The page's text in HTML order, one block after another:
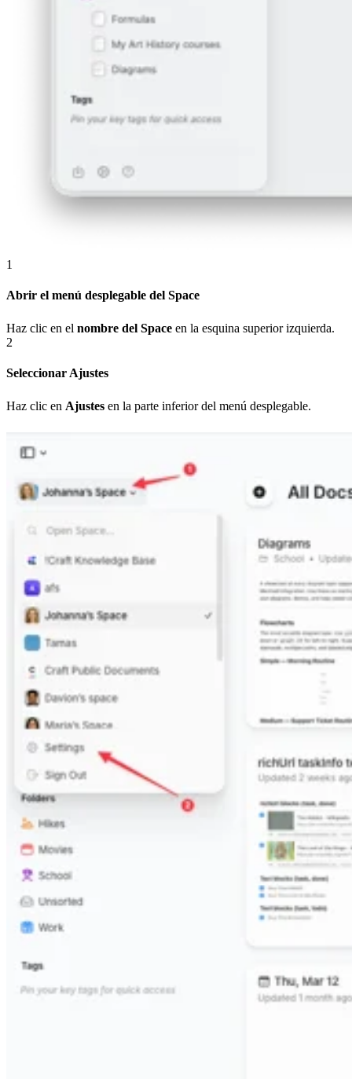
1
Abrir el menú desplegable del Space
Haz clic en el nombre del Space en la esquina superior izquierda.
2
Seleccionar Ajustes
Haz clic en Ajustes en la parte inferior del menú desplegable.